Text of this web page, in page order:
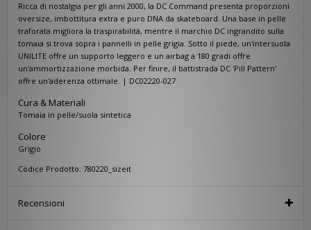
Ricca di nostalgia per gli anni 2000, la DC Command presenta proporzioni
oversize, imbottitura extra e puro DNA da skateboard. Una base in pelle
traforata migliora la traspirabilità, mentre il marchio DC ingrandito sulla
tomaia si trova sopra i pannelli in pelle grigia. Sotto il piede, un'intersuola
UNILITE offre un supporto leggero e un airbag a 180 gradi offre
un'ammortizzazione morbida. Per finire, il battistrada DC 'Pill Pattern'
offre un'aderenza ottimale. | DC02220-027
Cura & Materiali
Tomaia in pelle/suola sintetica
Colore
Grigio
Codice Prodotto: 780220_sizeit
Recensioni